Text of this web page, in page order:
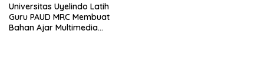
Universitas Uyelindo Latih
Guru PAUD MRC Membuat
Bahan Ajar Multimedia